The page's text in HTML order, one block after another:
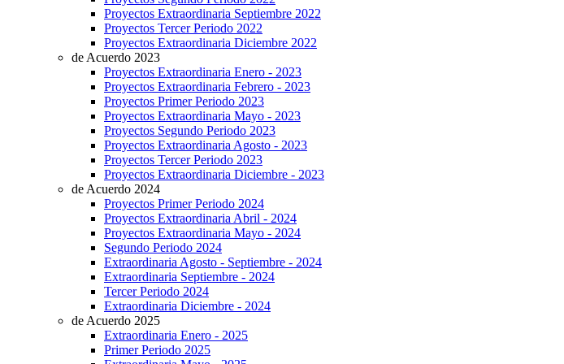
Proyectos Extraordinaria Septiembre 2022
Proyectos Tercer Periodo 2022
Proyectos Extraordinaria Diciembre 2022
de Acuerdo 2023
Proyectos Extraordinaria Enero - 2023
Proyectos Extraordinaria Febrero - 2023
Proyectos Primer Periodo 2023
Proyectos Extraordinaria Mayo - 2023
Proyectos Segundo Periodo 2023
Proyectos Extraordinaria Agosto - 2023
Proyectos Tercer Periodo 2023
Proyectos Extraordinaria Diciembre - 2023
de Acuerdo 2024
Proyectos Primer Periodo 2024
Proyectos Extraordinaria Abril - 2024
Proyectos Extraordinaria Mayo - 2024
Segundo Periodo 2024
Extraordinaria Agosto - Septiembre - 2024
Extraordinaria Septiembre - 2024
Tercer Periodo 2024
Extraordinaria Diciembre - 2024
de Acuerdo 2025
Extraordinaria Enero - 2025
Primer Periodo 2025